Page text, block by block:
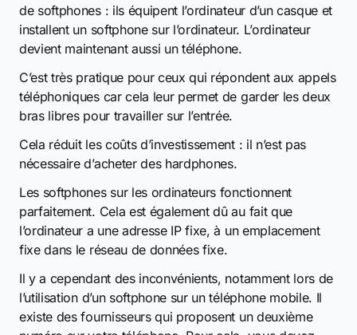
de softphones : ils équipent l’ordinateur d’un casque et
installent un softphone sur l’ordinateur. L’ordinateur
devient maintenant aussi un téléphone.
C’est très pratique pour ceux qui répondent aux appels
téléphoniques car cela leur permet de garder les deux
bras libres pour travailler sur l’entrée.
Cela réduit les coûts d’investissement : il n’est pas
nécessaire d’acheter des hardphones.
Les softphones sur les ordinateurs fonctionnent
parfaitement. Cela est également dû au fait que
l’ordinateur a une adresse IP fixe, à un emplacement
fixe dans le réseau de données fixe.
Il y a cependant des inconvénients, notamment lors de
l’utilisation d’un softphone sur un téléphone mobile. Il
existe des fournisseurs qui proposent un deuxième